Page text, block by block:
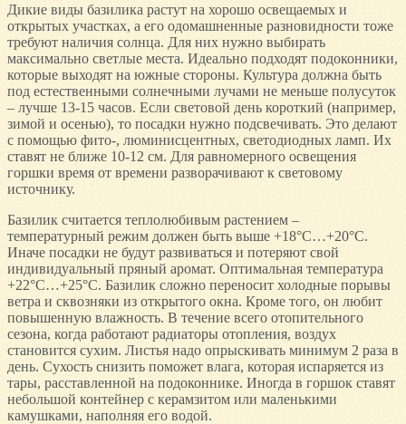
Дикие виды базилика растут на хорошо освещаемых и
открытых участках, а его одомашненные разновидности тоже
требуют наличия солнца. Для них нужно выбирать
максимально светлые места. Идеально подходят подоконники,
которые выходят на южные стороны. Культура должна быть
под естественными солнечными лучами не меньше полусуток
– лучше 13-15 часов. Если световой день короткий (например,
зимой и осенью), то посадки нужно подсвечивать. Это делают
с помощью фито-, люминисцентных, светодиодных ламп. Их
ставят не ближе 10-12 см. Для равномерного освещения
горшки время от времени разворачивают к световому
источнику.
Базилик считается теплолюбивым растением –
температурный режим должен быть выше +18°С…+20°С.
Иначе посадки не будут развиваться и потеряют свой
индивидуальный пряный аромат. Оптимальная температура
+22°С…+25°С. Базилик сложно переносит холодные порывы
ветра и сквозняки из открытого окна. Кроме того, он любит
повышенную влажность. В течение всего отопительного
сезона, когда работают радиаторы отопления, воздух
становится сухим. Листья надо опрыскивать минимум 2 раза в
день. Сухость снизить поможет влага, которая испаряется из
тары, расставленной на подоконнике. Иногда в горшок ставят
небольшой контейнер с керамзитом или маленькими
камушками, наполняя его водой.